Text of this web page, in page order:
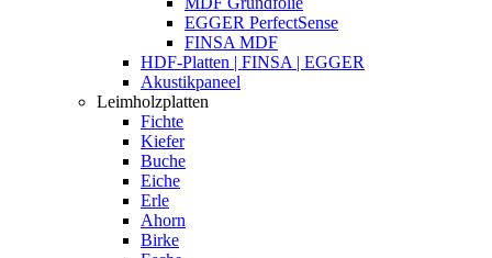
EGGER PerfectSense
FINSA MDF
HDF-Platten | FINSA | EGGER
Akustikpaneel
Leimholzplatten
Fichte
Kiefer
Buche
Eiche
Erle
Ahorn
Birke